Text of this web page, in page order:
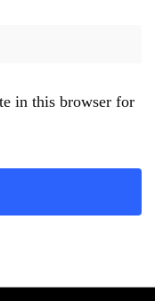
in this browser for